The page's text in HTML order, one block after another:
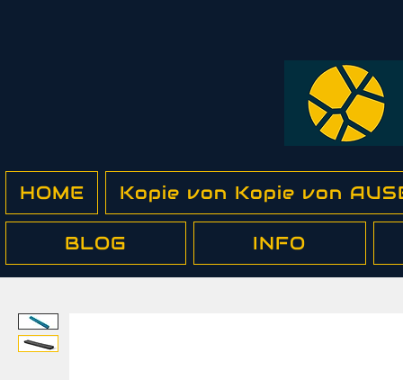
HOME Kopie von Kopie von
BLOG INFO